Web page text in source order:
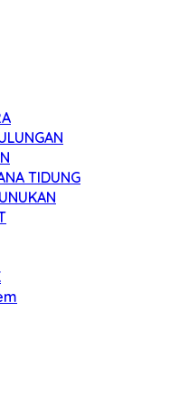
TIDUNG